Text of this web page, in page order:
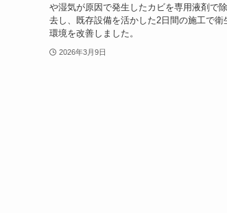
や湿気が原因で発生したカビを専用液剤で除
去し、既存設備を活かした2日間の施工で衛
環境を改善しました。
2026年3月9日